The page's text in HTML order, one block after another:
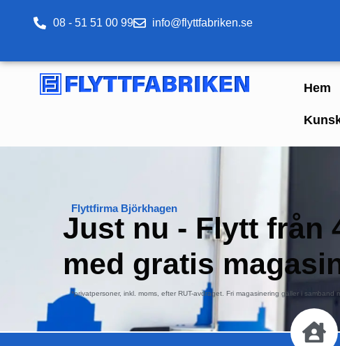
08 - 51 51 00 99 info@flyttfabriken.se
Hem
Flyttfirma Björkhagen
Just nu - Flytt från
med gratis
*privatpersoner, inkl. moms, efter RUT-avdraget. Fri magasinering gäller i samband